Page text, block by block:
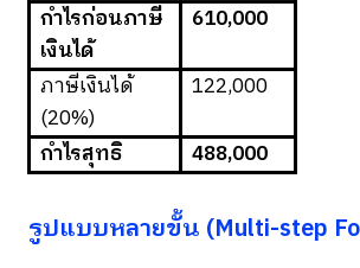
กำไรก่อนภาษี
เงินได้
610,000
ภาษีเงินได้
(20%)
122,000
กำไรสุทธิ 488,000
รูปแบบหลายขั้น (Multi-step